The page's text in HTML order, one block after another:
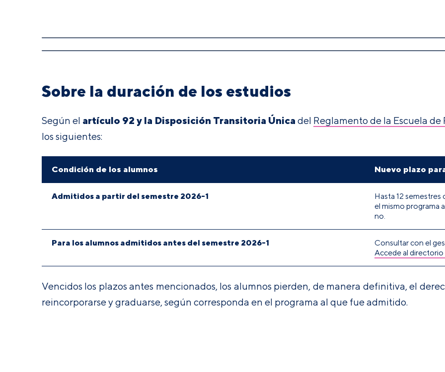
Sobre la duración de los estudios
Según el artículo 92 y la Disposición Transitoria Única del Reglamento de la Escuela de
los siguientes:
Condición de los alumnos Nuevo plazo
Admitidos a partir del semestre 2026-1
Hasta 12
el mismo programa
no.
Para los alumnos admitidos antes del semestre 2026-1
Consultar con el
Accede al directorio
Vencidos los plazos antes mencionados, los alumnos pierden, de manera definitiva, el
reincorporarse y graduarse, según corresponda en el programa al que fue admitido.